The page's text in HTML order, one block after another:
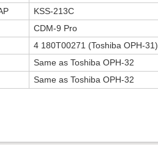
KSS-213C
CDM-9 Pro
4 180T00271 (Toshiba OPH-31)
Same as Toshiba OPH-32
Same as Toshiba OPH-32